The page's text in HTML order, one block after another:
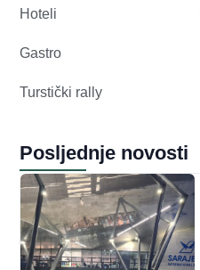
Hoteli
Gastro
Turstički rally
Posljednje novosti